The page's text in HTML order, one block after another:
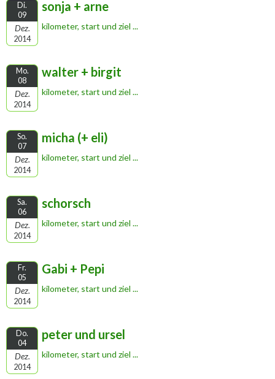
Di.
09
Dez.
2014
sonja + arne
kilometer, start und ziel ...
Mo.
08
Dez.
2014
walter + birgit
kilometer, start und ziel ...
So.
07
Dez.
2014
micha (+ eli)
kilometer, start und ziel ...
Sa.
06
Dez.
2014
schorsch
kilometer, start und ziel ...
Fr.
05
Dez.
2014
Gabi + Pepi
kilometer, start und ziel ...
Do.
04
Dez.
2014
peter und ursel
kilometer, start und ziel ...